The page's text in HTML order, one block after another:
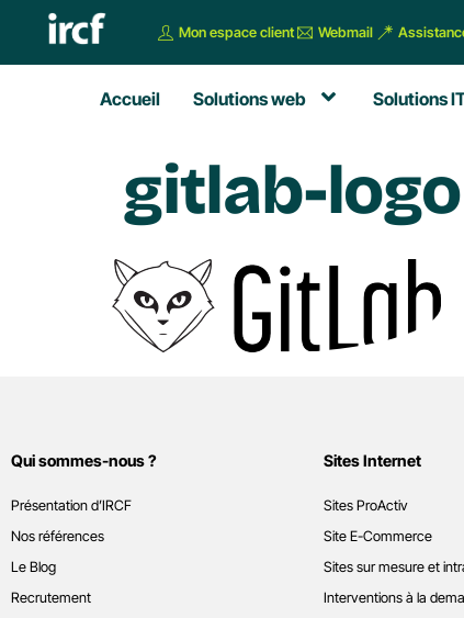
Mon espace client Webmail
Accueil Solutions web Solutions
gitlab-logo
Qui sommes-nous ?
Présentation d’IRCF
Nos références
Le Blog
Recrutement
Sites Internet
Sites ProActiv
Site E-Commerce
Sites sur mesure et
Interventions à la